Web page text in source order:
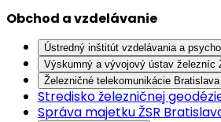
Obchod a vzdelávanie
Ústredný inštitút vzdelávania a
Výskumný a vývojový ústav železníc
Železničné telekomunikácie Bratislava
Stredisko železničnej
Správa majetku ŽSR